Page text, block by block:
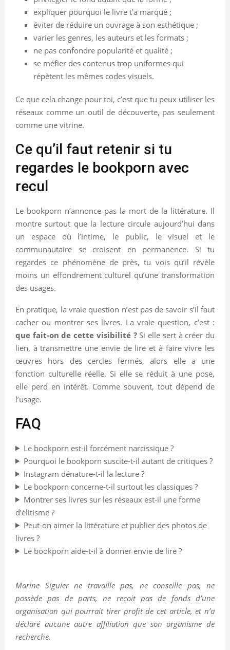
expliquer pourquoi le livre t’a marqué ;
éviter de réduire un ouvrage à son esthétique ;
varier les genres, les auteurs et les formats ;
ne pas confondre popularité et qualité ;
se méfier des contenus trop uniformes qui
répètent les mêmes codes visuels.
Ce que cela change pour toi, c’est que tu peux utiliser les
réseaux comme un outil de découverte, pas seulement
comme une vitrine.
Ce qu’il faut retenir si tu
regardes le bookporn avec
recul
Le bookporn n’annonce pas la mort de la littérature. Il
montre surtout que la lecture circule aujourd’hui dans
un espace où l’intime, le public, le visuel et le
communautaire se croisent en permanence. Si tu
regardes ce phénomène de près, tu vois qu’il révèle
moins un effondrement culturel qu’une transformation
des usages.
En pratique, la vraie question n’est pas de savoir s’il faut
cacher ou montrer ses livres. La vraie question, c’est :
que fait-on de cette visibilité ?Si elle sert à créer du
lien, à transmettre une envie de lire et à faire vivre les
œuvres hors des cercles fermés, alors elle a une
fonction culturelle réelle. Si elle se réduit à une pose,
elle perd en intérêt. Comme souvent, tout dépend de
l’usage.
FAQ
Le bookporn est-il forcément narcissique ?
Pourquoi le bookporn suscite-t-il autant de critiques ?
Instagram dénature-t-il la lecture ?
Le bookporn concerne-t-il surtout les classiques ?
Montrer ses livres sur les réseaux est-il une forme
d’élitisme ?
Peut-on aimer la littérature et publier des photos de
livres ?
Le bookporn aide-t-il à donner envie de lire ?
Marine Siguier ne travaille pas, ne conseille pas, ne
possède pas de parts, ne reçoit pas de fonds d’une
organisation qui pourrait tirer profit de cet article, et n’a
déclaré aucune autre affiliation que son organisme de
recherche.